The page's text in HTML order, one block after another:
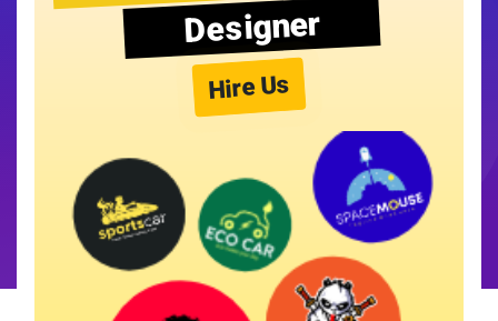
Designer
Hire Us